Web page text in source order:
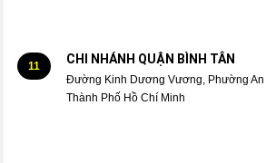
11 CHI NHÁNH QUẬN BÌNH TÂN
Đường Kinh Dương Vương, Phường An
Thành Phố Hồ Chí Minh